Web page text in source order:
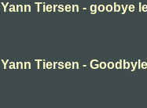
Yann Tiersen - goobye
Yann Tiersen -